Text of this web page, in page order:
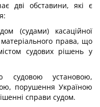
дві обставини, які є
(судами) касаційної
права, що
судових рішень у
судовою установою,
порушення Україною
справи судом.